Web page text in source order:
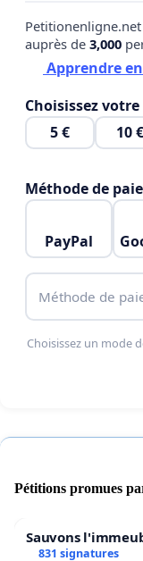
Merci à tous.
auprès de 3,000
Apprendre
Choisissez
5 €
10 €
Méthode de
PayPal
Méthode de
Choisissez un mode
Pétitions promues
Sauvons
831 signatures